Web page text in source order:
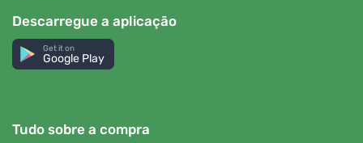
Descarregue a aplicação
Get it on
Google Play
Tudo sobre a compra